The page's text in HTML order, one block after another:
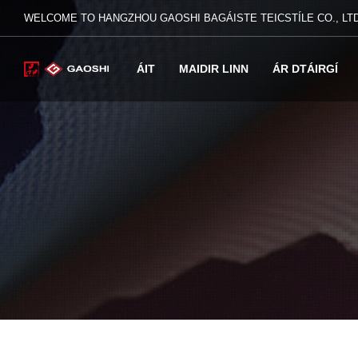
WELCOME TO HANGZHOU GAOSHI BAGÁISTE TEICSTÍLE CO.,
ÁIT MAIDIR LINN ÁR DTÁIRGÍ